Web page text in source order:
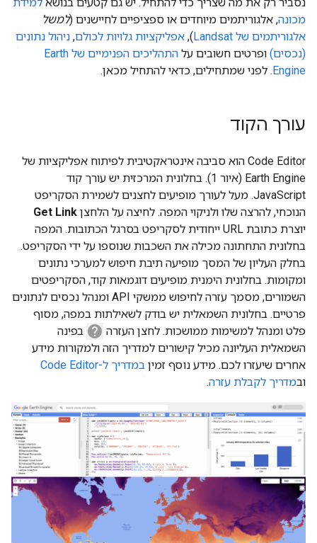
מכונה, אלגוריתמים מיוחדים או ספציפיים לחיישנים (למשל
אלגוריתמים של Landsat
), אפליקציות גלויות לכולם, ניהול נתונים
(נכסים) ופרטים חשובים על
התהליכים הפנימיים של Earth
Engine. לפני שמתחילים, כדאי להתחיל מכאן.
עורך הקוד
Code Editor הוא סביבה אינטראקטיבית לפיתוח אפליקציות של
Earth Engine (איור 1). בחלונית המרכזית יש עורך קוד
JavaScript. מעל לעורך מופיעים לחצנים לשמירת הסקריפט
הנוכחי, להרצה שלו ולניקוי המפה. לחיצה על הלחצן Get Link
יוצרת כתובת URL ייחודית לסקריפט בסרגל הכתובות. המפה
בחלונית התחתונה מכילה את השכבות שנוספו על ידי הסקריפט.
בחלק העליון של המסך מופיעה תיבת חיפוש למערכי נתונים
ומקומות. בחלונית הימנית מופיעים דוגמאות קוד, הסקריפטים
השמורים, מסמך עזרה לחיפוש ממשקי API ומנהל נכסים לנתונים
פרטיים. בחלונית השמאלית יש בודק לשאילתות במפה, מסוף
פלט ומנהל למשימות ממושכות. לחצן העזרה help בפינה
השמאלית העליונה מכיל קישורים למדריך הזה ולמקורות מידע
אחרים שיעזרו לכם. מידע נוסף זמין במדריך ל-Code Editor
ובמדריך לקבלת עזרה.